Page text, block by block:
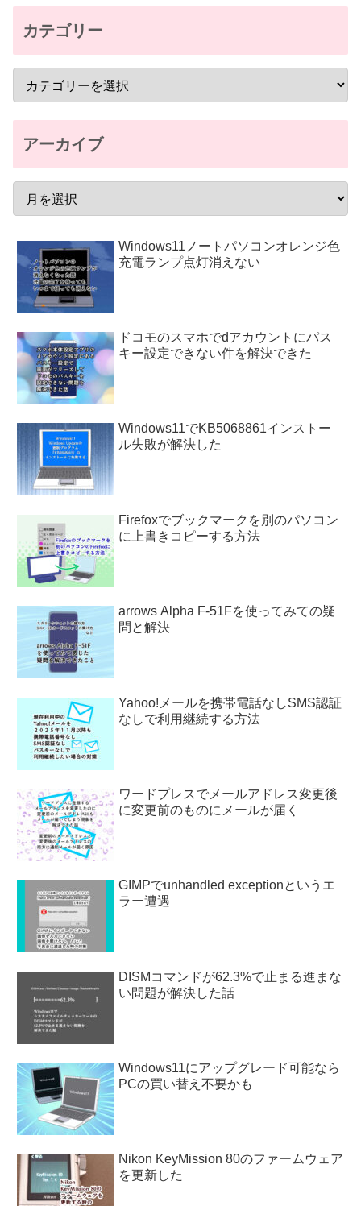
カテゴリー
アーカイブ
Windows11ノートパソコンオレンジ色
充電ランプ点灯消えない
ドコモのスマホでdアカウントにパス
キー設定できない件を解決できた
Windows11でKB5068861インストー
ル失敗が解決した
Firefoxでブックマークを別のパソコン
に上書きコピーする方法
arrows Alpha F-51Fを使ってみての疑
問と解決
Yahoo!メールを携帯電話なしSMS認証
なしで利用継続する方法
ワードプレスでメールアドレス変更後
に変更前のものにメールが届く
GIMPでunhandled exceptionというエ
ラー遭遇
DISMコマンドが62.3%で止まる進まな
い問題が解決した話
Windows11にアップグレード可能なら
PCの買い替え不要かも
Nikon KeyMission 80のファームウェア
を更新した